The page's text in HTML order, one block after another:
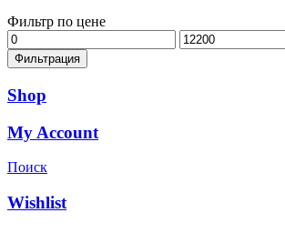
Фильтр по цене
Минимальная
цена
Максимальная
цена
Фильтрация
Shop
My Account
Поиск
Wishlist